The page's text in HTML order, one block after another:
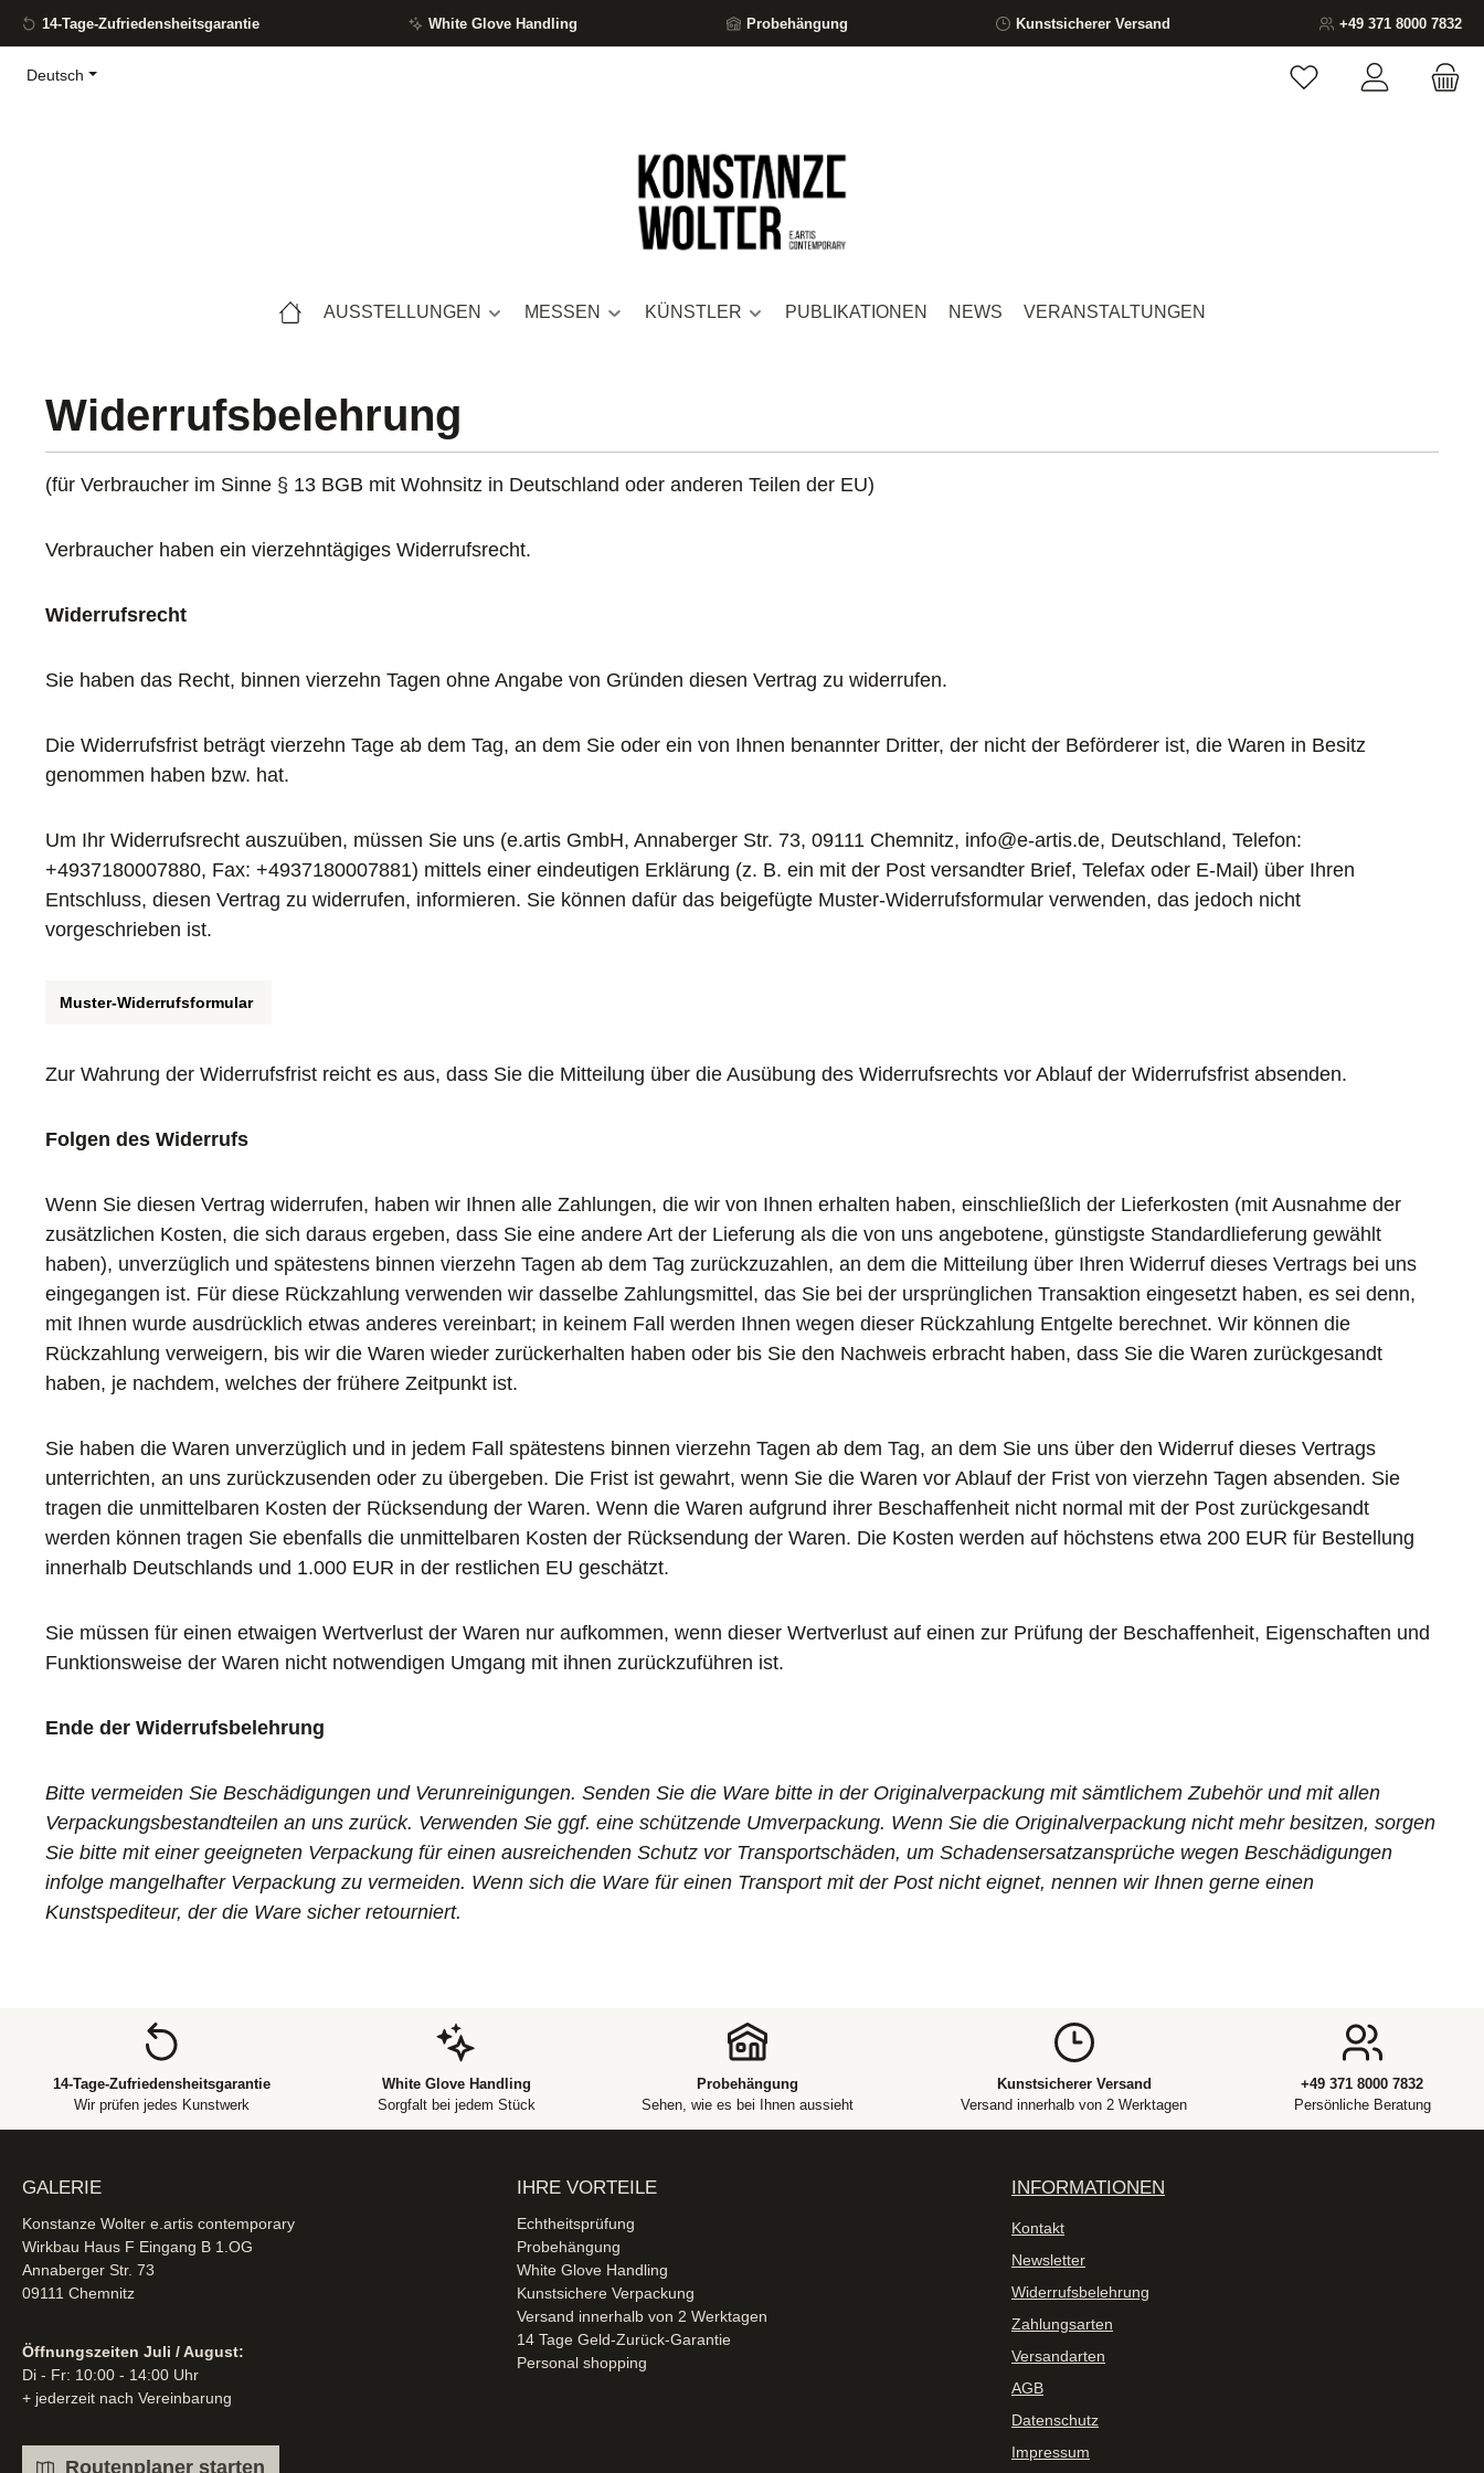
Hauptinhalt springen
Zur Suche springen
Zur Hauptnavigation springen
14-Tage-Zufriedensheitsgarantie White Glove Handling Probehängung Kunstsicherer Versand +49 371 8000 7832
Deutsch Du hast 0 Produkte
AUSSTELLUNGEN MESSEN KÜNSTLER PUBLIKATIONEN NEWS VERANSTALTUNGEN
Widerrufsbelehrung
(für Verbraucher im Sinne § 13 BGB mit Wohnsitz in Deutschland oder anderen Teilen der EU)
Verbraucher haben ein vierzehntägiges Widerrufsrecht.
Widerrufsrecht
Sie haben das Recht, binnen vierzehn Tagen ohne Angabe von Gründen diesen Vertrag zu widerrufen.
Die Widerrufsfrist beträgt vierzehn Tage ab dem Tag, an dem Sie oder ein von Ihnen benannter Dritter, der nicht der Beförderer ist, die Waren in Besitz
genommen haben bzw. hat.
Um Ihr Widerrufsrecht auszuüben, müssen Sie uns (e.artis GmbH, Annaberger Str. 73, 09111 Chemnitz, info@e-artis.de, Deutschland, Telefon:
+4937180007880, Fax: +4937180007881) mittels einer eindeutigen Erklärung (z. B. ein mit der Post versandter Brief, Telefax oder E-Mail) über Ihren
Entschluss, diesen Vertrag zu widerrufen, informieren. Sie können dafür das beigefügte Muster-Widerrufsformular verwenden, das jedoch nicht
vorgeschrieben ist.
Muster-Widerrufsformular
Zur Wahrung der Widerrufsfrist reicht es aus, dass Sie die Mitteilung über die Ausübung des Widerrufsrechts vor Ablauf der Widerrufsfrist absenden.
Folgen des Widerrufs
Wenn Sie diesen Vertrag widerrufen, haben wir Ihnen alle Zahlungen, die wir von Ihnen erhalten haben, einschließlich der Lieferkosten (mit Ausnahme der
zusätzlichen Kosten, die sich daraus ergeben, dass Sie eine andere Art der Lieferung als die von uns angebotene, günstigste Standardlieferung gewählt
haben), unverzüglich und spätestens binnen vierzehn Tagen ab dem Tag zurückzuzahlen, an dem die Mitteilung über Ihren Widerruf dieses Vertrags bei uns
eingegangen ist. Für diese Rückzahlung verwenden wir dasselbe Zahlungsmittel, das Sie bei der ursprünglichen Transaktion eingesetzt haben, es sei denn,
mit Ihnen wurde ausdrücklich etwas anderes vereinbart; in keinem Fall werden Ihnen wegen dieser Rückzahlung Entgelte berechnet. Wir können die
Rückzahlung verweigern, bis wir die Waren wieder zurückerhalten haben oder bis Sie den Nachweis erbracht haben, dass Sie die Waren zurückgesandt
haben, je nachdem, welches der frühere Zeitpunkt ist.
Sie haben die Waren unverzüglich und in jedem Fall spätestens binnen vierzehn Tagen ab dem Tag, an dem Sie uns über den Widerruf dieses Vertrags
unterrichten, an uns zurückzusenden oder zu übergeben. Die Frist ist gewahrt, wenn Sie die Waren vor Ablauf der Frist von vierzehn Tagen absenden. Sie
tragen die unmittelbaren Kosten der Rücksendung der Waren. Wenn die Waren aufgrund ihrer Beschaffenheit nicht normal mit der Post zurückgesandt
werden können tragen Sie ebenfalls die unmittelbaren Kosten der Rücksendung der Waren. Die Kosten werden auf höchstens etwa 200 EUR für Bestellung
innerhalb Deutschlands und 1.000 EUR in der restlichen EU geschätzt.
Sie müssen für einen etwaigen Wertverlust der Waren nur aufkommen, wenn dieser Wertverlust auf einen zur Prüfung der Beschaffenheit, Eigenschaften und
Funktionsweise der Waren nicht notwendigen Umgang mit ihnen zurückzuführen ist.
Ende der Widerrufsbelehrung
Bitte vermeiden Sie Beschädigungen und Verunreinigungen. Senden Sie die Ware bitte in der Originalverpackung mit sämtlichem Zubehör und mit allen
Verpackungsbestandteilen an uns zurück. Verwenden Sie ggf. eine schützende Umverpackung. Wenn Sie die Originalverpackung nicht mehr besitzen, sorgen
Sie bitte mit einer geeigneten Verpackung für einen ausreichenden Schutz vor Transportschäden, um Schadensersatzansprüche wegen Beschädigungen
infolge mangelhafter Verpackung zu vermeiden. Wenn sich die Ware für einen Transport mit der Post nicht eignet, nennen wir Ihnen gerne einen
Kunstspediteur, der die Ware sicher retourniert.
14-Tage-Zufriedensheitsgarantie
Wir prüfen jedes Kunstwerk
White Glove Handling
Sorgfalt bei jedem Stück
Probehängung
Sehen, wie es bei Ihnen aussieht
Kunstsicherer Versand
Versand innerhalb von 2 Werktagen
+49 371 8000 7832
Persönliche Beratung
GALERIE
Konstanze Wolter e.artis contemporary
Wirkbau Haus F Eingang B 1.OG
Annaberger Str. 73
09111 Chemnitz
Öffnungszeiten Juli / August:
Di - Fr: 10:00 - 14:00 Uhr
+ jederzeit nach Vereinbarung
Routenplaner starten
IHRE VORTEILE
Echtheitsprüfung
Probehängung
White Glove Handling
Kunstsichere Verpackung
Versand innerhalb von 2 Werktagen
14 Tage Geld-Zurück-Garantie
Personal shopping
INFORMATIONEN
Kontakt
Newsletter
Widerrufsbelehrung
Zahlungsarten
Versandarten
AGB
Datenschutz
Impressum